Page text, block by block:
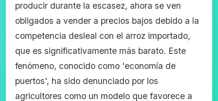
producir durante la escasez, ahora se ven
obligados a vender a precios bajos debido a la
competencia desleal con el arroz importado,
que es significativamente más barato. Este
fenómeno, conocido como 'economía de
puertos', ha sido denunciado por los
agricultores como un modelo que favorece a